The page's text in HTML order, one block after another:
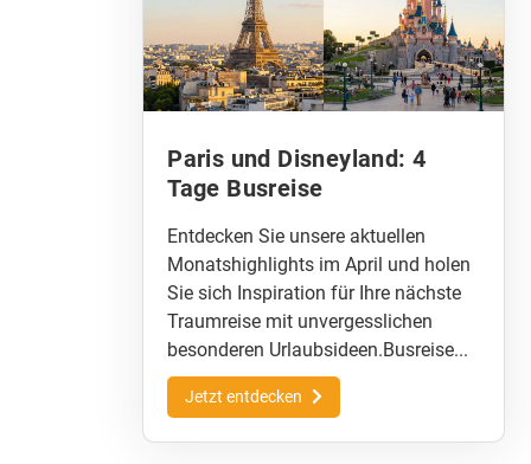
Paris und Disneyland: 4
Tage Busreise
Entdecken Sie unsere aktuellen
Monatshighlights im April und holen
Sie sich Inspiration für Ihre nächste
Traumreise mit unvergesslichen
besonderen Urlaubsideen.Busreise...
Jetzt entdecken